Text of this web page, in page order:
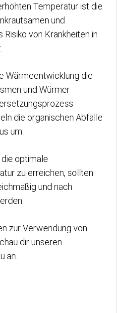
Temperatur ist die
und
Risiko von Krankheiten in
Wärmeentwicklung die
und Würmer
die organischen Abfälle
um.
die optimale
zu erreichen, sollten
und nach
zur Verwendung von
dir unseren
an.